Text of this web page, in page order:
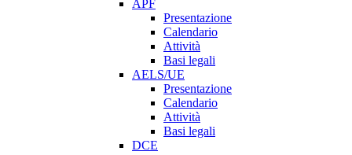
APF
Presentazione
Calendario
Attività
Basi legali
AELS/UE
Presentazione
Calendario
Attività
Basi legali
DCE